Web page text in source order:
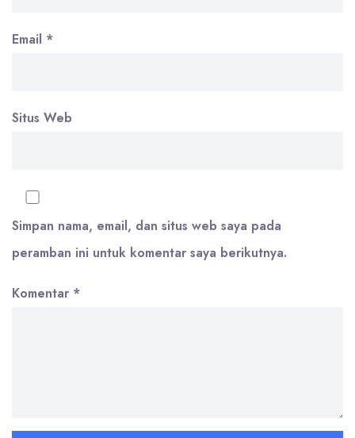
Email *
Situs Web
Simpan nama, email, dan situs web saya pada
peramban ini untuk komentar saya berikutnya.
Komentar *